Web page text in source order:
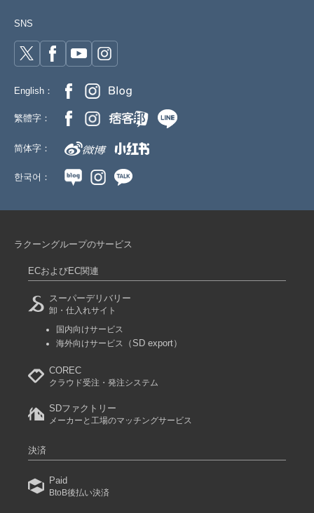
SNS
English：
繁體字：
简体字：
한국어：
ラクーングループのサービス
ECおよびEC関連
スーパーデリバリー
卸・仕入れサイト
国内向けサービス
海外向けサービス
（SD export）
COREC
クラウド受注・発注システム
SDファクトリー
メーカーと工場のマッチングサービス
決済
Paid
BtoB後払い決済